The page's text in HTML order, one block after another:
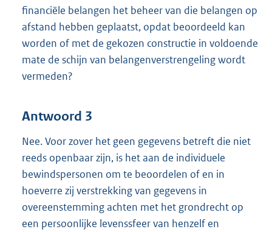
financiële belangen het beheer van die belangen op
afstand hebben geplaatst, opdat beoordeeld kan
worden of met de gekozen constructie in voldoende
mate de schijn van belangenverstrengeling wordt
vermeden?
Antwoord 3
Nee. Voor zover het geen gegevens betreft die niet
reeds openbaar zijn, is het aan de individuele
bewindspersonen om te beoordelen of en in
hoeverre zij verstrekking van gegevens in
overeenstemming achten met het grondrecht op
een persoonlijke levenssfeer van henzelf en